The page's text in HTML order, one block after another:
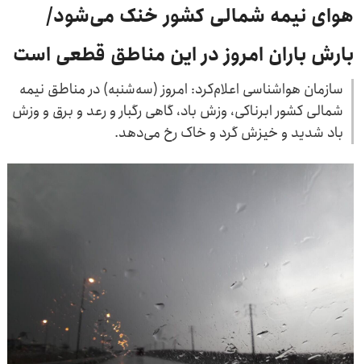
هوای نیمه شمالی کشور خنک می‌شود/
بارش باران امروز در این مناطق قطعی است
سازمان هواشناسی اعلام‌کرد: امروز (سه‌شنبه) در مناطق نیمه
شمالی کشور ابرناکی، وزش باد، گاهی رگبار و رعد و برق و وزش
باد شدید و خیزش گرد و خاک رخ می‌دهد.